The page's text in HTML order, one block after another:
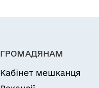
ГРОМАДЯНАМ
Кабінет мешканця